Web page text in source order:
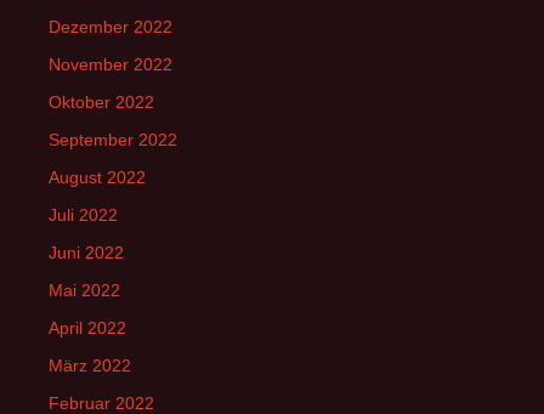
Dezember 2022
November 2022
Oktober 2022
September 2022
August 2022
Juli 2022
Juni 2022
Mai 2022
April 2022
März 2022
Februar 2022